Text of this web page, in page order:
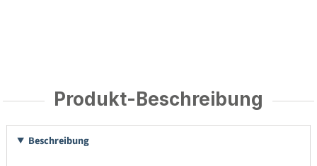
Produkt-Beschreibung
Beschreibung